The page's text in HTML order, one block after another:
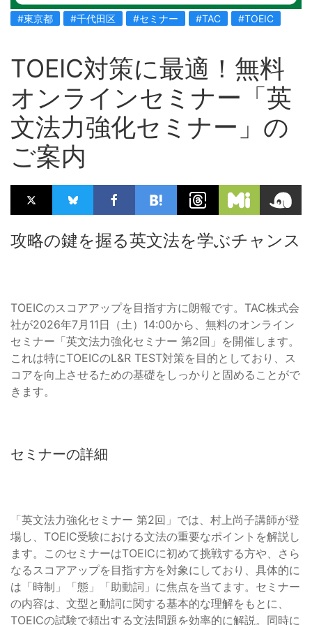
#東京都 #千代田区 #セミナー #TAC #TOEIC
TOEIC対策に最適！無料
オンラインセミナー「英
文法力強化セミナー」の
ご案内
攻略の鍵を握る英文法を学ぶチャンス
TOEICのスコアアップを目指す方に朗報です。TAC株式会
社が2026年7月11日（土）14:00から、無料のオンライン
セミナー「英文法力強化セミナー 第2回」を開催します。
これは特にTOEICのL&R TEST対策を目的としており、ス
コアを向上させるための基礎をしっかりと固めることがで
きます。
セミナーの詳細
「英文法力強化セミナー 第2回」では、村上尚子講師が登
場し、TOEIC受験における文法の重要なポイントを解説し
ます。このセミナーはTOEICに初めて挑戦する方や、さら
なるスコアアップを目指す方を対象にしており、具体的に
は「時制」「態」「助動詞」に焦点を当てます。セミナー
の内容は、文型と動詞に関する基本的な理解をもとに、
TOEICの試験で頻出する文法問題を効率的に解説。同時に